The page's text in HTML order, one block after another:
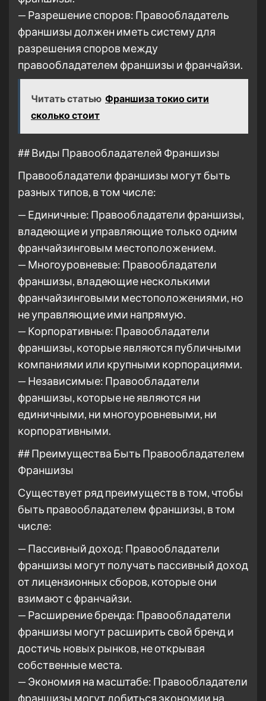
— Разрешение споров: Правообладатель
франшизы должен иметь систему для
разрешения споров между
правообладателем франшизы и франчайзи.
Читать статью Франшиза токио сити
сколько стоит
## Виды Правообладателей Франшизы
Правообладатели франшизы могут быть
разных типов, в том числе:
— Единичные: Правообладатели франшизы,
владеющие и управляющие только одним
франчайзинговым местоположением.
— Многоуровневые: Правообладатели
франшизы, владеющие несколькими
франчайзинговыми местоположениями, но
не управляющие ими напрямую.
— Корпоративные: Правообладатели
франшизы, которые являются публичными
компаниями или крупными корпорациями.
— Независимые: Правообладатели
франшизы, которые не являются ни
единичными, ни многоуровневыми, ни
корпоративными.
## Преимущества Быть Правообладателем
Франшизы
Существует ряд преимуществ в том, чтобы
быть правообладателем франшизы, в том
числе:
— Пассивный доход: Правообладатели
франшизы могут получать пассивный доход
от лицензионных сборов, которые они
взимают с франчайзи.
— Расширение бренда: Правообладатели
франшизы могут расширить свой бренд и
достичь новых рынков, не открывая
собственные места.
— Экономия на масштабе: Правообладатели
франшизы могут добиться экономии на